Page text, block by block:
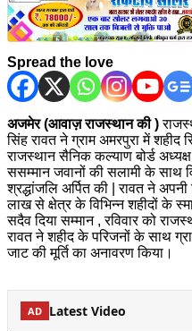
Spread the love
अजमेर (आवाज़ राजस्थान की )
सिंह रावत ने ग्राम अमरपुरा में शहीद
राजस्थान सैनिक कल्याण बोर्ड
ससम्मान जवानों की सलामी के साथ
श्रद्धांजलि अर्पित की | रावत ने
लाख से क्षेत्र के विभिन्न शहीदों के
सदैव दिया सम्मान , रविवार को
रावत ने शहीद के परिजनों के साथ
जाट की मूर्ति का अनावरण किया।
AD Latest Video